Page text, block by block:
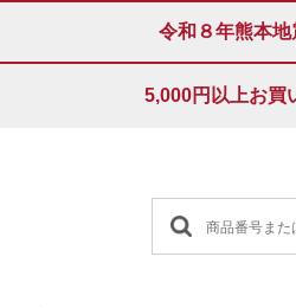
令和８年熊本
Summer